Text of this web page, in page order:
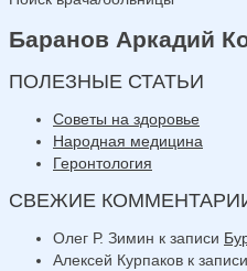
Баранов Аркадий
ПОЛЕЗНЫЕ СТАТЬИ
Советы на здоровье
Народная медицина
Геронтология
СВЕЖИЕ
Олег Р. Зимин к записи
Алексей Курпаков к записи